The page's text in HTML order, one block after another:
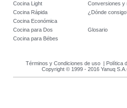
Cocina Light
Conversiones y
Cocina Rápida
¿Dónde
Cocina Económica
Cocina para Dos
Glosario
Cocina para Bébes
Términos y Condiciones de uso| Política
Copyright © 1999 - 2016 Yanuq